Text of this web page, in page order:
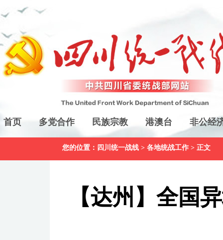
首页 多党合作 民族宗教 港澳台 非公经
您的位置： 四川统一战线 > 各地统战工作 > 正文
【达州】全国